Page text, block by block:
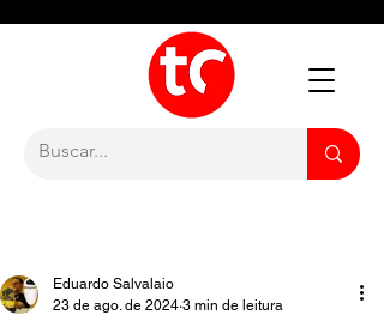
Eduardo Salvalaio
23 de ago. de 2024 3 min de leitura